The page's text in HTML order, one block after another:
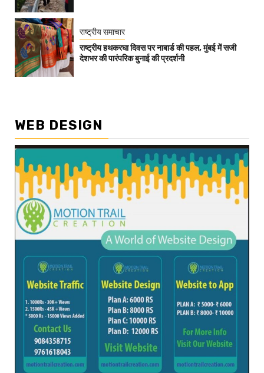
राष्ट्रीय समाचार
राष्ट्रीय हथकरघा दिवस पर नाबार्ड की पहल, मुंबई में सजी
देशभर की पारंपरिक बुनाई की प्रदर्शनी
WEB DESIGN